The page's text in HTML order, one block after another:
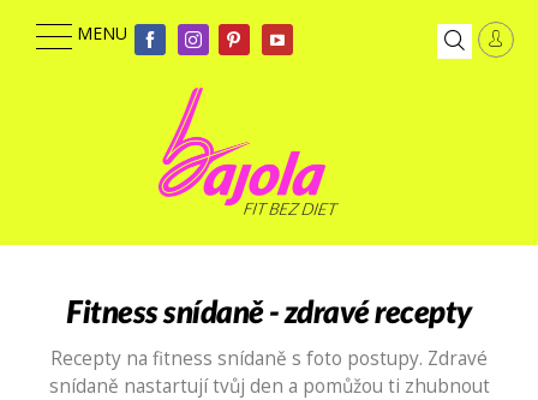
Fitness snídaně - zdravé recepty
Recepty na fitness snídaně s foto postupy. Zdravé
snídaně nastartují tvůj den a pomůžou ti zhubnout